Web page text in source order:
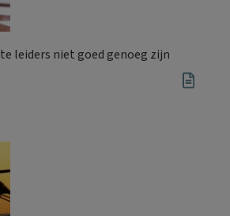
leiders niet goed genoeg zijn